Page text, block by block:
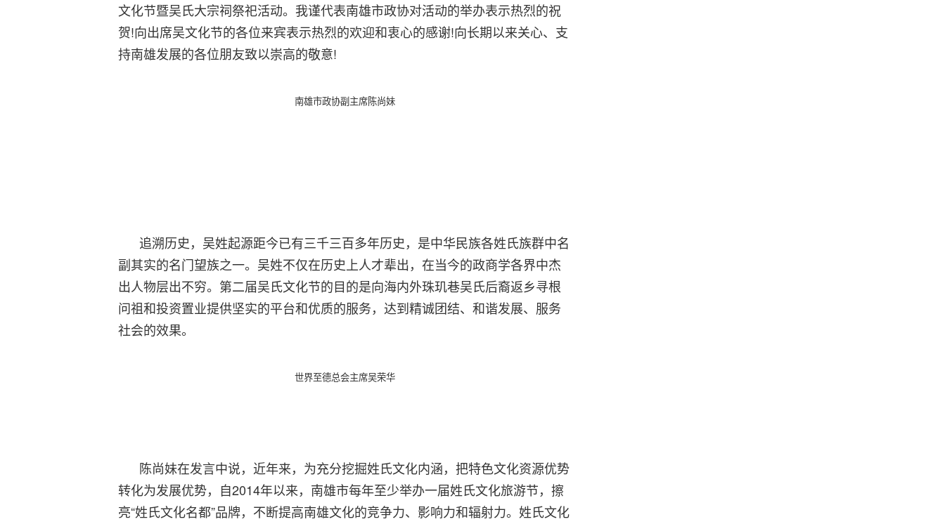
文化节暨吴氏大宗祠祭祀活动。我谨代表南雄市政协对活动的举办表示热烈的祝
贺!向出席吴文化节的各位来宾表示热烈的欢迎和衷心的感谢!向长期以来关心、支
持南雄发展的各位朋友致以崇高的敬意!
南雄市政协副主席陈尚妹
追溯历史，吴姓起源距今已有三千三百多年历史，是中华民族各姓氏族群中名
副其实的名门望族之一。吴姓不仅在历史上人才辈出，在当今的政商学各界中杰
出人物层出不穷。第二届吴氏文化节的目的是向海内外珠玑巷吴氏后裔返乡寻根
问祖和投资置业提供坚实的平台和优质的服务，达到精诚团结、和谐发展、服务
社会的效果。
世界至德总会主席吴荣华
陈尚妹在发言中说，近年来，为充分挖掘姓氏文化内涵，把特色文化资源优势
转化为发展优势，自2014年以来，南雄市每年至少举办一届姓氏文化旅游节，擦
亮“姓氏文化名都”品牌，不断提高南雄文化的竞争力、影响力和辐射力。姓氏文化